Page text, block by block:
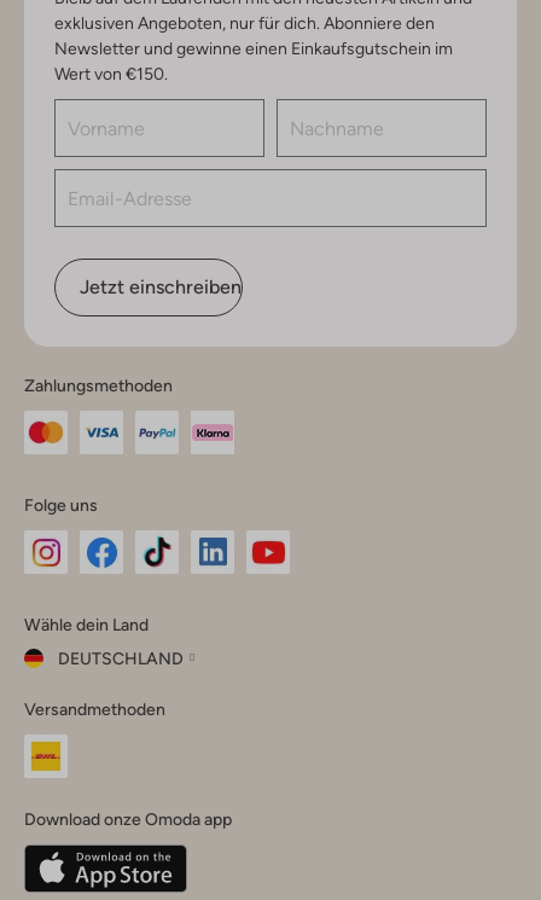
exklusiven Angeboten, nur für dich. Abonniere den
Newsletter und gewinne einen Einkaufsgutschein im
Wert von €150.
Jetzt einschreiben
Zahlungsmethoden
Folge uns
Instagram
Facebook
TikTok
Wähle dein Land
DEUTSCHLAND
dein
Land
Belgique(Français)
Deutschland
Versandmethoden
Download onze Omoda app